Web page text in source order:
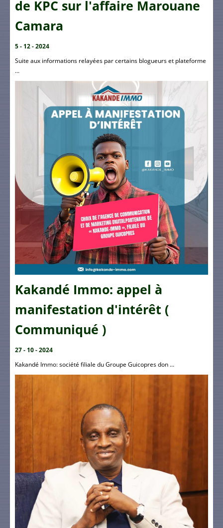
de KPC sur l'affaire Marouane
Camara
5 - 12 - 2024
Suite aux informations relayées par certains blogueurs et plateforme
...
Kakandé Immo: appel à
manifestation d'intérêt (
Communiqué )
27 - 10 - 2024
Kakandé Immo: société filiale du Groupe Guicopres don ...